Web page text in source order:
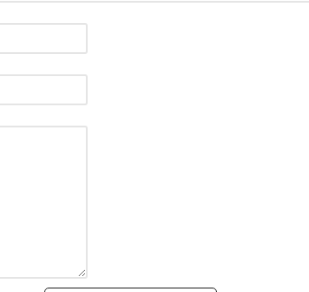
カートに入れる